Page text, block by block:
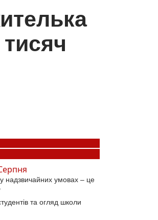
надзвичайних умовах – це
та огляд школи